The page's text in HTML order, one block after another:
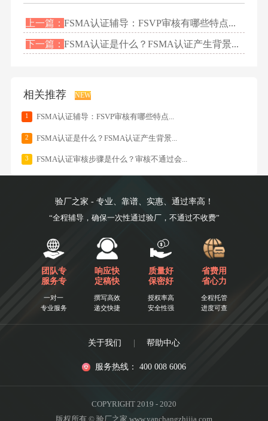
上一篇：FSMA认证辅导：FSVP审核有哪些特点...
下一篇：FSMA认证是什么？FSMA认证产生背景...
相关推荐 NEW
1 FSMA认证辅导：FSVP审核有哪些特点...
2 FSMA认证是什么？FSMA认证产生背景...
3 FSMA认证审核步骤是什么？审核不通过会...
验厂之家 - 专业、靠谱、实惠、通过率高！
“全程辅导，确保一次性通过验厂，不通过不收费”
团队专
服务专
一对一
专业服务
响应快
定稿快
撰写高效
递交快捷
质量好
保密好
授权率高
安全性强
省费用
省心力
全程托管
进度可查
关于我们 | 帮助中心
服务热线： 400 008 6006
COPYRIGHT 2019 - 2020
版权所有 © 验厂之家 www.yanchangzhijia.com